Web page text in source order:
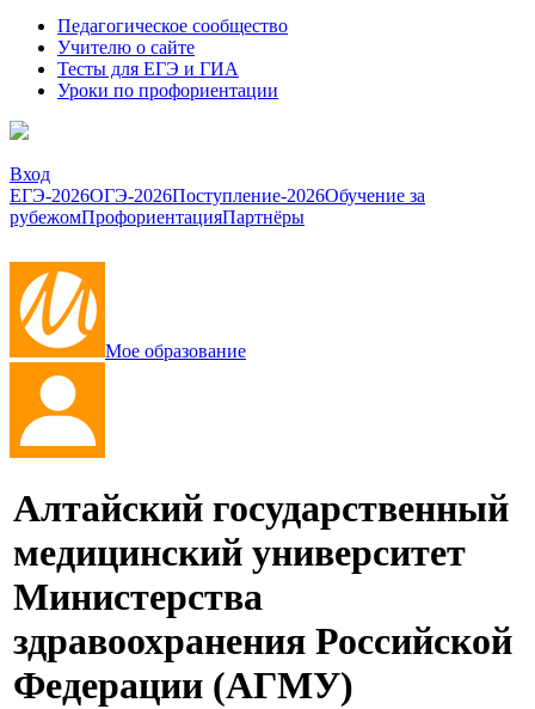
Педагогическое сообщество
Учителю о сайте
Тесты для ЕГЭ и ГИА
Уроки по профориентации
Вход
ЕГЭ-2026ОГЭ-2026Поступление-2026Обучение за
рубежомПрофориентацияПартнёры
Мое образование
Алтайский государственный
медицинский университет
Министерства
здравоохранения Российской
Федерации (АГМУ)